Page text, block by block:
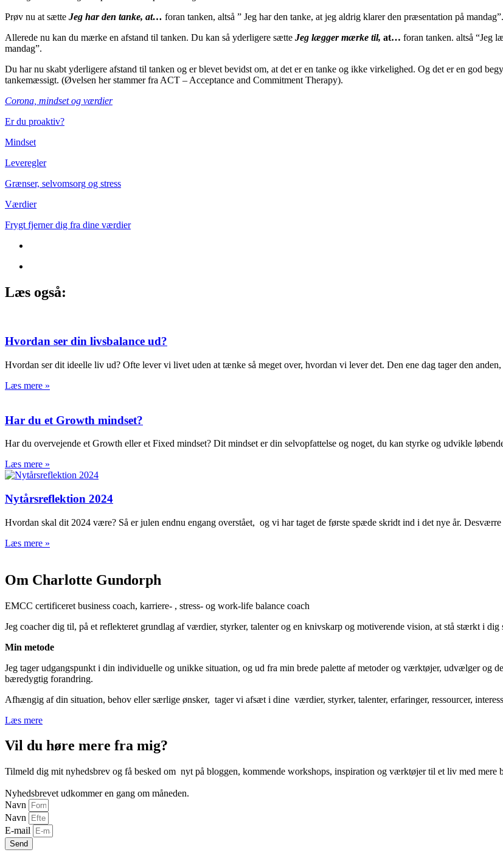
Prøv nu at sætte Jeg har den tanke, at… foran tanken, altså ” Jeg har den tanke, at jeg aldrig klarer den præsentation på mandag”.
Allerede nu kan du mærke en afstand til tanken. Du kan så yderligere sætte Jeg lægger mærke til, at… foran tanken. altså “Jeg
mandag”.
Du har nu skabt yderligere afstand til tanken og er blevet bevidst om, at det er en tanke og ikke virkelighed. Og det er en god
tankemæssigt. (Øvelsen her stammer fra ACT – Acceptance and Commitment Therapy).
Corona, mindset og værdier
Er du proaktiv?
Mindset
Leveregler
Grænser, selvomsorg og stress
Værdier
Frygt fjerner dig fra dine værdier
Læs også:
Hvordan ser din livsbalance ud?
Hvordan ser dit ideelle liv ud? Ofte lever vi livet uden at tænke så meget over, hvordan vi lever det. Den ene dag tager den
Læs mere »
Har du et Growth mindset?
Har du overvejende et Growth eller et Fixed mindset? Dit mindset er din selvopfattelse og noget, du kan styrke og udvikle
Læs mere »
Nytårsreflektion 2024
Hvordan skal dit 2024 være? Så er julen endnu engang overstået, og vi har taget de første spæde skridt ind i det nye år.
Læs mere »
Om Charlotte Gundorph
EMCC certificeret business coach, karriere- , stress- og work-life balance coach
Jeg coacher dig til, på et reflekteret grundlag af værdier, styrker, talenter og en knivskarp og motiverende vision, at stå stærkt i
Min metode
Jeg tager udgangspunkt i din individuelle og unikke situation, og ud fra min brede palette af metoder og værktøjer, udvælger og
bæredygtig forandring.
Afhængig af din situation, behov eller særlige ønsker, tager vi afsæt i dine værdier, styrker, talenter, erfaringer, ressourcer,
Læs mere
Vil du høre mere fra mig?
Tilmeld dig mit nyhedsbrev og få besked om nyt på bloggen, kommende workshops, inspiration og værktøjer til et liv med mere
Nyhedsbrevet udkommer en gang om måneden.
Navn
Navn
E-mail
Send